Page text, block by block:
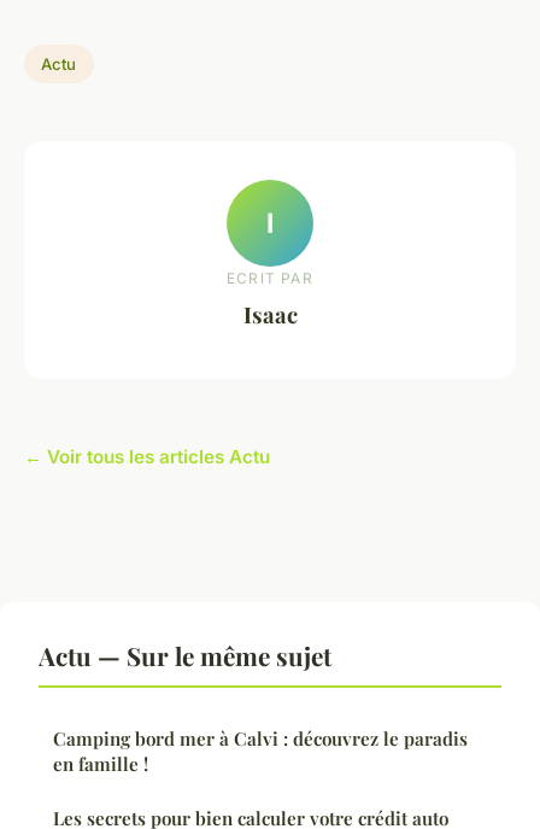
Actu
I
ECRIT PAR
Isaac
← Voir tous les articles Actu
Actu — Sur le même sujet
Camping bord mer à Calvi : découvrez le paradis
en famille !
Les secrets pour bien calculer votre crédit auto